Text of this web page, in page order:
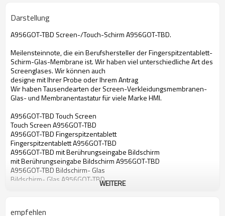
Darstellung
A956GOT-TBD Screen-/Touch-Schirm A956GOT-TBD.
Meilensteinnote, die ein Berufshersteller der Fingerspitzentablett-
Schirm-Glas-Membrane ist. Wir haben viel unterschiedliche Art des
Screenglases. Wir können auch
designe mit Ihrer Probe oder Ihrem Antrag
Wir haben Tausendearten der Screen-Verkleidungsmembranen-
Glas- und Membranentastatur für viele Marke HMI.
A956GOT-TBD Touch Screen
Touch Screen A956GOT-TBD
A956GOT-TBD Fingerspitzentablett
Fingerspitzentablett A956GOT-TBD
A956GOT-TBD mit Berührungseingabe Bildschirm
mit Berührungseingabe Bildschirm A956GOT-TBD
A956GOT-TBD Bildschirm- Glas
Bildschirm- Glas A956GOT-TBD
A956GOT-TBD NotenmembraneWEITERE
empfehlen